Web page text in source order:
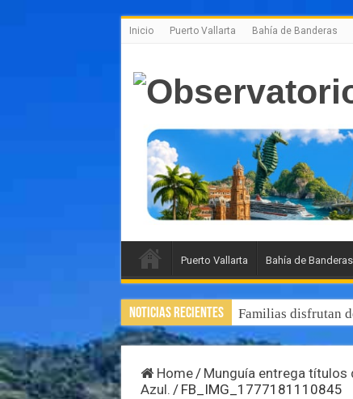
Inicio Puerto Vallarta Bahía de Banderas
Puerto Vallarta Bahía de Banderas
Noticias Recientes Familias disfrutan
Home/ Munguía entrega títulos
Azul. / FB_IMG_1777181110845